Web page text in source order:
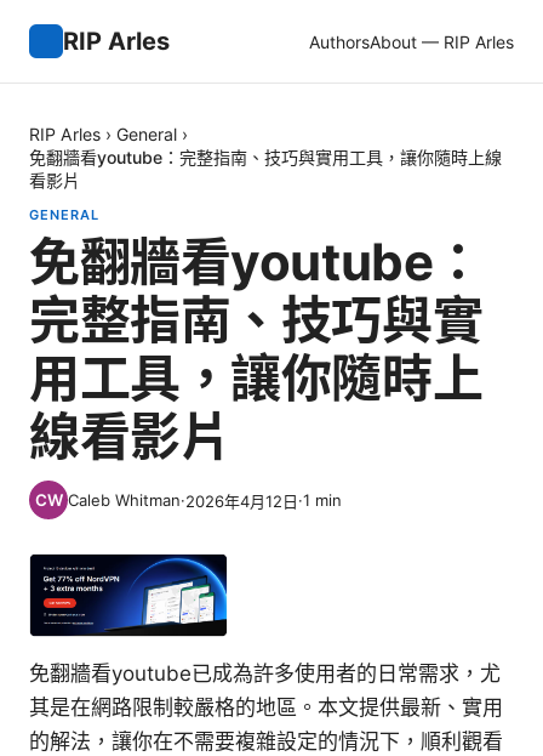
RIP Arles AuthorsAbout — RIP Arles
RIP Arles › General ›
免翻牆看youtube：完整指南、技巧與實用工具，讓你隨時上線
看影片
GENERAL
免翻牆看youtube：
完整指南、技巧與實
用工具，讓你隨時上
線看影片
Caleb Whitman·2026年4月12日·1 min
免翻牆看youtube已成為許多使用者的日常需求，尤
其是在網路限制較嚴格的地區。本文提供最新、實用
的解法，讓你在不需要複雜設定的情況下，順利觀看